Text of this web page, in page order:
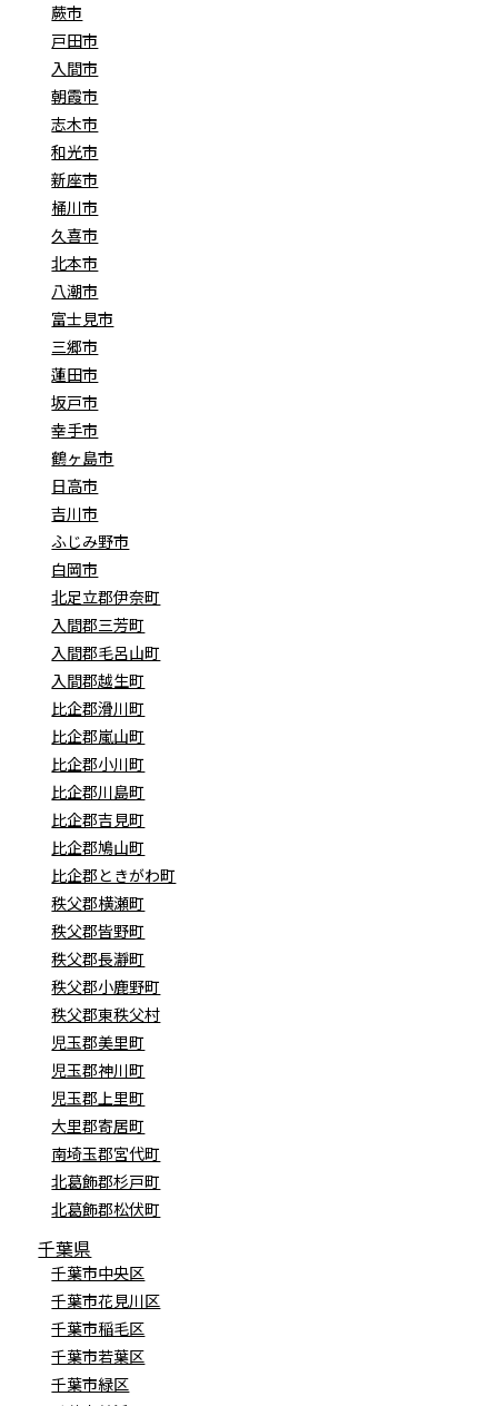
蕨市
戸田市
入間市
朝霞市
志木市
和光市
新座市
桶川市
久喜市
北本市
八潮市
富士見市
三郷市
蓮田市
坂戸市
幸手市
鶴ヶ島市
日高市
吉川市
ふじみ野市
白岡市
北足立郡伊奈町
入間郡三芳町
入間郡毛呂山町
入間郡越生町
比企郡滑川町
比企郡嵐山町
比企郡小川町
比企郡川島町
比企郡吉見町
比企郡鳩山町
比企郡ときがわ町
秩父郡横瀬町
秩父郡皆野町
秩父郡長瀞町
秩父郡小鹿野町
秩父郡東秩父村
児玉郡美里町
児玉郡神川町
児玉郡上里町
大里郡寄居町
南埼玉郡宮代町
北葛飾郡杉戸町
北葛飾郡松伏町
千葉県
千葉市中央区
千葉市花見川区
千葉市稲毛区
千葉市若葉区
千葉市緑区